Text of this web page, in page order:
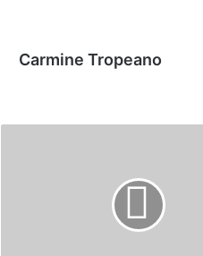
Carmine Tropeano